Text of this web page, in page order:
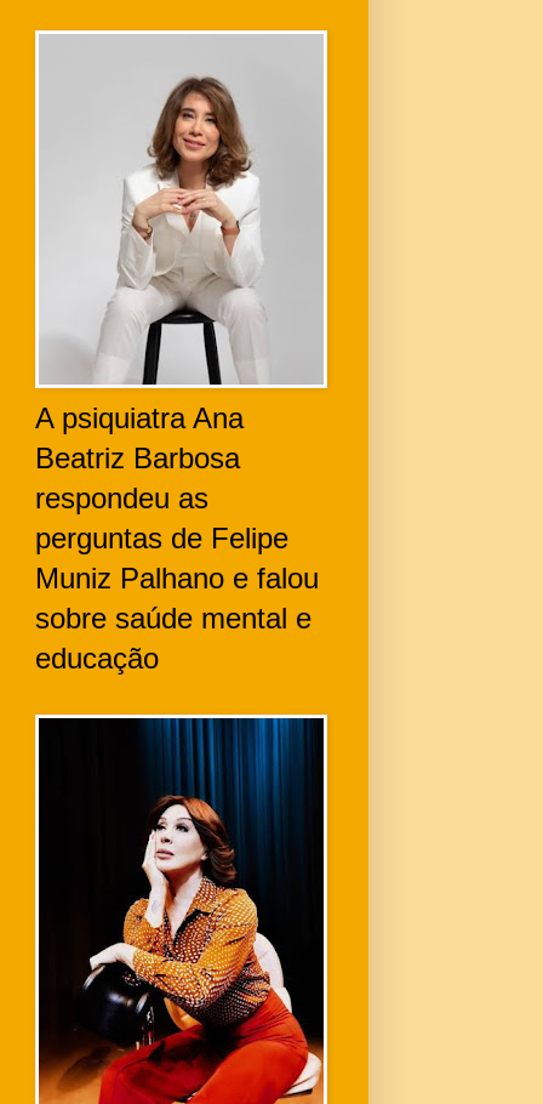
A psiquiatra Ana
Beatriz Barbosa
respondeu as
perguntas de Felipe
Muniz Palhano e falou
sobre saúde mental e
educação